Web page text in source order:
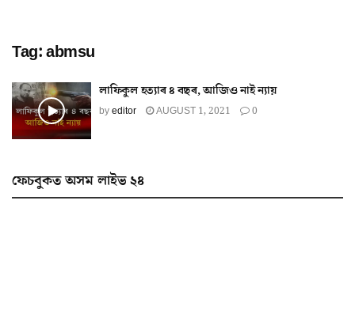
Tag:abmsu
লাফিকুল হত্যাৰ ৪ বছৰ, আজিও নাই ন্যায়
byeditor AUGUST 1, 2021 0
ফেচবুকত অসম লাইভ ২৪